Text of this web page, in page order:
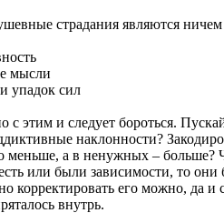
страдания являются
мысли
упадок сил
с этим и следует бороться.
наклонности?
меньше, а в ненужных – больше?
или были зависимости, то они
корректировать его можно, да
внутрь.